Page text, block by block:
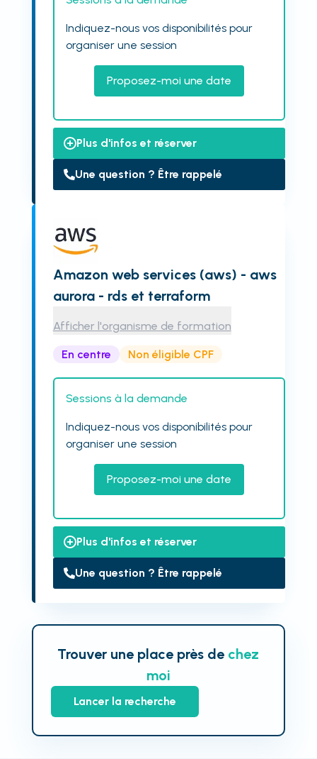
Indiquez-nous vos disponibilités pour
organiser une session
Proposez-moi une date
Plus d'infos et réserver
Une question ? Être rappelé
Amazon web services (aws) - aws
aurora - rds et terraform
Afficher l'organisme de formation
En centre Non éligible CPF
Sessions à la demande
Indiquez-nous vos disponibilités pour
organiser une session
Proposez-moi une date
Plus d'infos et réserver
Une question ? Être rappelé
Trouver une place près de chez
moi
Lancer la recherche